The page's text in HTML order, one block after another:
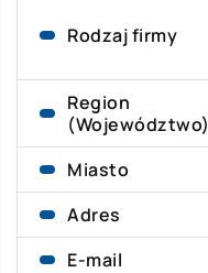
Rodzaj firmy
Region
(Województwo)
Miasto
Adres
E-mail